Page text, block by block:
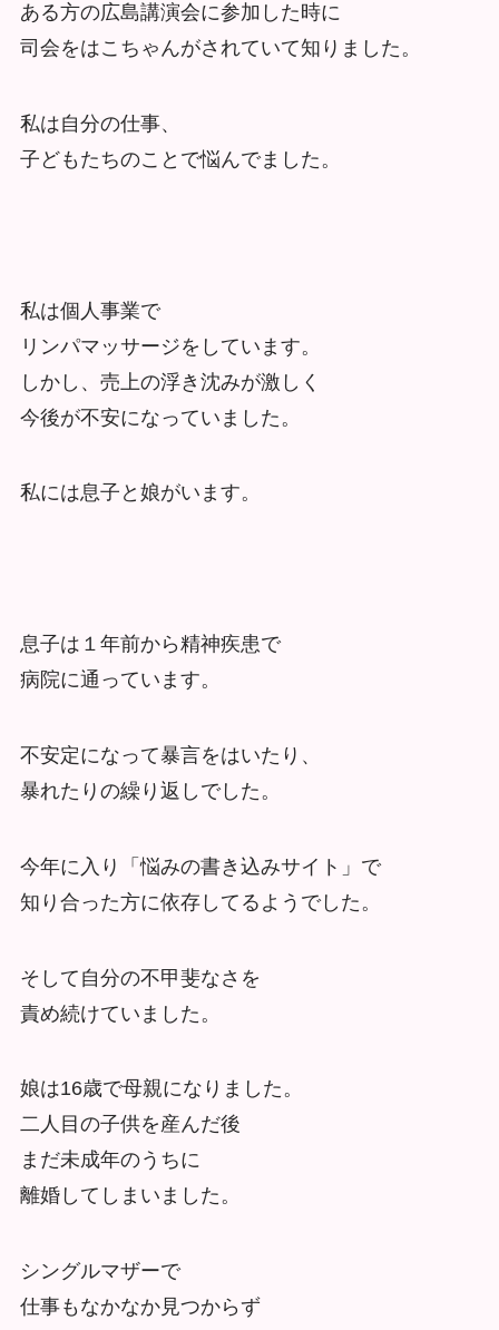
ある方の広島講演会に参加した時に
司会をはこちゃんがされていて知りました。
私は自分の仕事、
子どもたちのことで悩んでました。
私は個人事業で
リンパマッサージをしています。
しかし、売上の浮き沈みが激しく
今後が不安になっていました。
私には息子と娘がいます。
息子は１年前から精神疾患で
病院に通っています。
不安定になって暴言をはいたり、
暴れたりの繰り返しでした。
今年に入り「悩みの書き込みサイト」で
知り合った方に依存してるようでした。
そして自分の不甲斐なさを
責め続けていました。
娘は16歳で母親になりました。
二人目の子供を産んだ後
まだ未成年のうちに
離婚してしまいました。
シングルマザーで
仕事もなかなか見つからず